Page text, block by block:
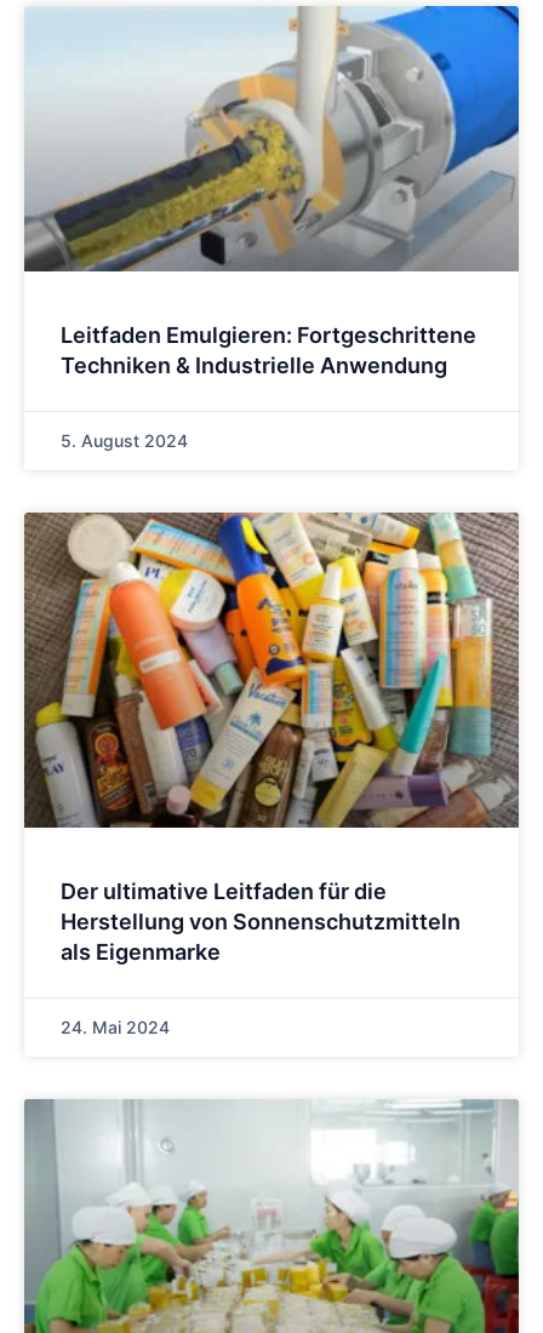
Leitfaden Emulgieren: Fortgeschrittene
Techniken & Industrielle Anwendung
5. August 2024
Der ultimative Leitfaden für die
Herstellung von Sonnenschutzmitteln
als Eigenmarke
24. Mai 2024